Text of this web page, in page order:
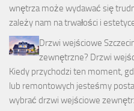
wnętrza może wydawać się
zależy nam na trwałości i
Drzwi wejściowe
zewnętrzne? Drzwi
Kiedy przychodzi ten moment,
lub remontowych jesteśmy
wybrać drzwi wejściowe